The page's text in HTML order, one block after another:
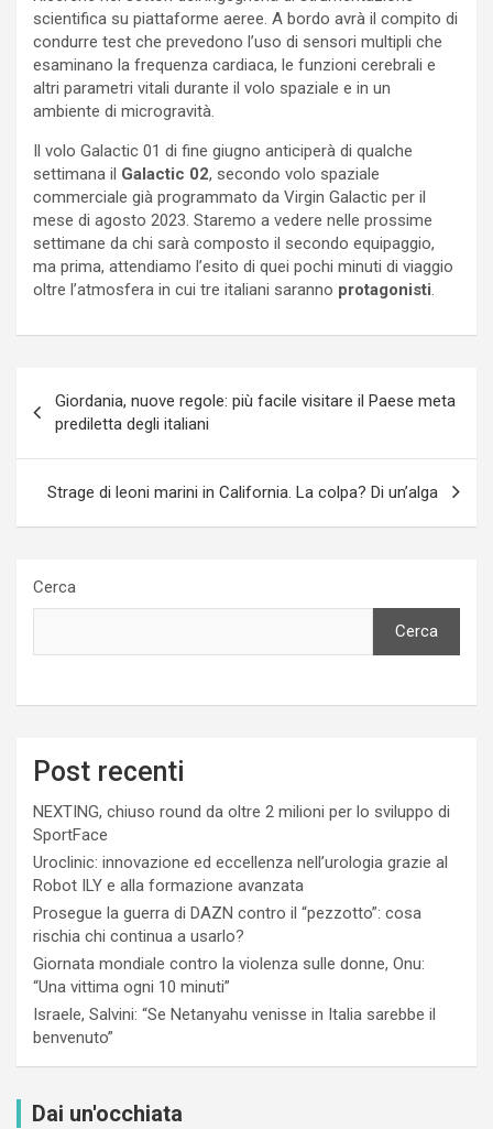
scientifica su piattaforme aeree. A bordo avrà il compito di
condurre test che prevedono l’uso di sensori multipli che
esaminano la frequenza cardiaca, le funzioni cerebrali e
altri parametri vitali durante il volo spaziale e in un
ambiente di microgravità.
Il volo Galactic 01 di fine giugno anticiperà di qualche
settimana il Galactic 02, secondo volo spaziale
commerciale già programmato da Virgin Galactic per il
mese di agosto 2023. Staremo a vedere nelle prossime
settimane da chi sarà composto il secondo equipaggio,
ma prima, attendiamo l’esito di quei pochi minuti di viaggio
oltre l’atmosfera in cui tre italiani saranno protagonisti.
articoli
Giordania, nuove regole: più facile visitare il Paese meta
prediletta degli italiani
Strage di leoni marini in California. La colpa? Di un’alga
Cerca
Cerca
Post recenti
NEXTING, chiuso round da oltre 2 milioni per lo sviluppo di
SportFace
Uroclinic: innovazione ed eccellenza nell’urologia grazie al
Robot ILY e alla formazione avanzata
Prosegue la guerra di DAZN contro il “pezzotto”: cosa
rischia chi continua a usarlo?
Giornata mondiale contro la violenza sulle donne, Onu:
“Una vittima ogni 10 minuti”
Israele, Salvini: “Se Netanyahu venisse in Italia sarebbe il
benvenuto”
Dai un'occhiata